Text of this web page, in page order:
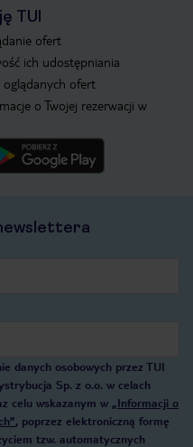
TUI
ofert
ich udostępniania
ofert
o Twojej rezerwacji w
danych osobowych przez TUI
Sp. z o.o. w celach
celu wskazanym w „Informacji o
, poprzez elektroniczną formę
tzw. automatycznych